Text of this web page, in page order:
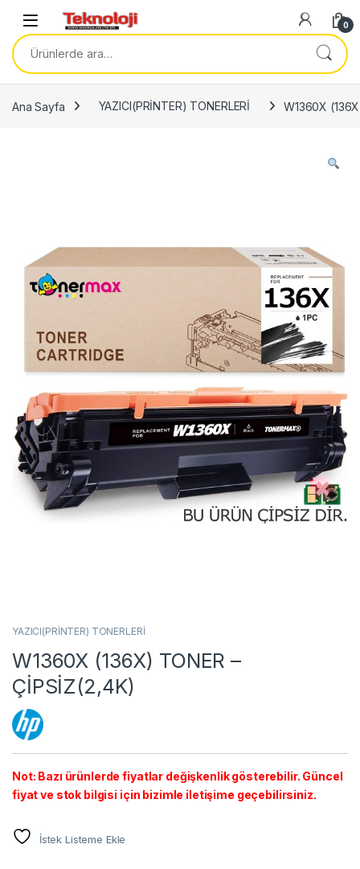
Skip to navigation
0
Ara:
Ana Sayfa YAZICI(PRİNTER) TONERLERİ W1360X
YAZICI(PRİNTER) TONERLERİ
W1360X (136X) TONER –
ÇİPSİZ(2,4K)
Not: Bazı ürünlerde fiyatlar değişkenlik gösterebilir. Güncel
fiyat ve stok bilgisi için bizimle iletişime geçebilirsiniz.
İstek Listeme Ekle